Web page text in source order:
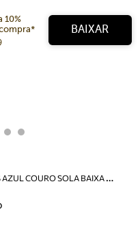
10%
BAIXAR
T
ÊNIS AZUL COURO SOLA BAIXA BÁSICO